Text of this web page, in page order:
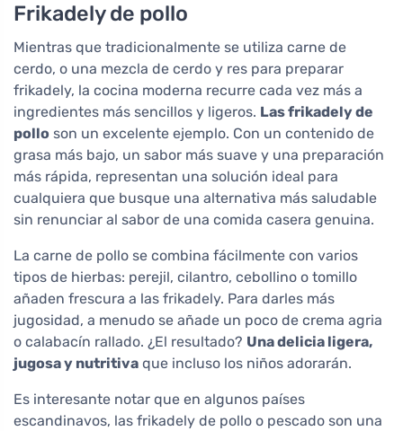
Frikadely de pollo
Mientras que tradicionalmente se utiliza carne de
cerdo, o una mezcla de cerdo y res para preparar
frikadely, la cocina moderna recurre cada vez más a
ingredientes más sencillos y ligeros. Las frikadely de
pollo son un excelente ejemplo. Con un contenido de
grasa más bajo, un sabor más suave y una preparación
más rápida, representan una solución ideal para
cualquiera que busque una alternativa más saludable
sin renunciar al sabor de una comida casera genuina.
La carne de pollo se combina fácilmente con varios
tipos de hierbas: perejil, cilantro, cebollino o tomillo
añaden frescura a las frikadely. Para darles más
jugosidad, a menudo se añade un poco de crema agria
o calabacín rallado. ¿El resultado? Una delicia ligera,
jugosa y nutritiva que incluso los niños adorarán.
Es interesante notar que en algunos países
escandinavos, las frikadely de pollo o pescado son una